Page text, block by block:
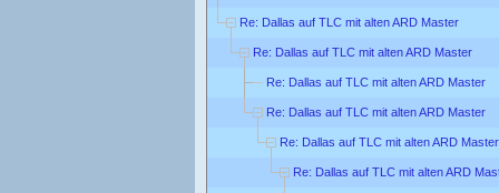
Re: Dallas auf TLC mit alten ARD Master
Re: Dallas auf TLC mit alten ARD Master
Re: Dallas auf TLC mit alten ARD Master
Re: Dallas auf TLC mit alten ARD Master
Re: Dallas auf TLC mit alten ARD Master
Re: Dallas auf TLC mit alten ARD